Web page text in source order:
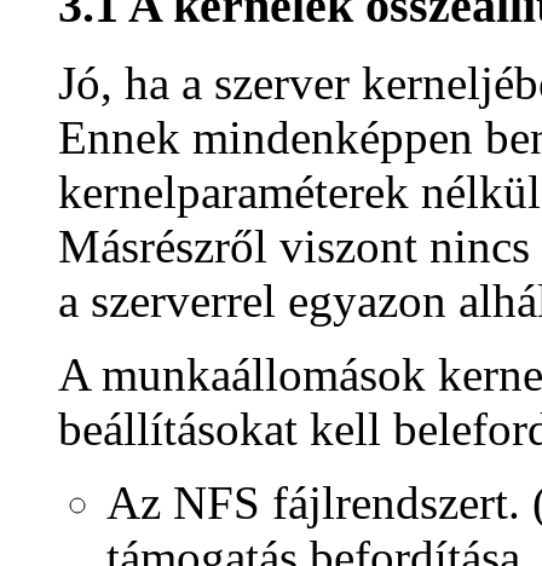
Jó, ha a szerver
Ennek mindenképpen
kernelparaméterek
Másrészről viszont nincs
a szerverrel egyazon
A munkaállomások
beállításokat kell
Az NFS fájlrendszert.